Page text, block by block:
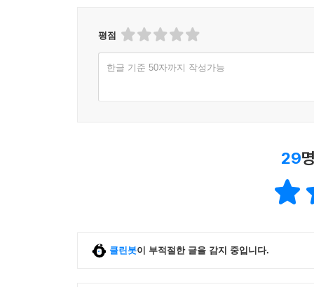
당신의 인생에서 힘든 일들은
당신을 쓰러뜨릴 수 없다
평점
한글 기준 50자까지 작성가능
29
클린봇이 부적절한 글을 감지 중입니다.